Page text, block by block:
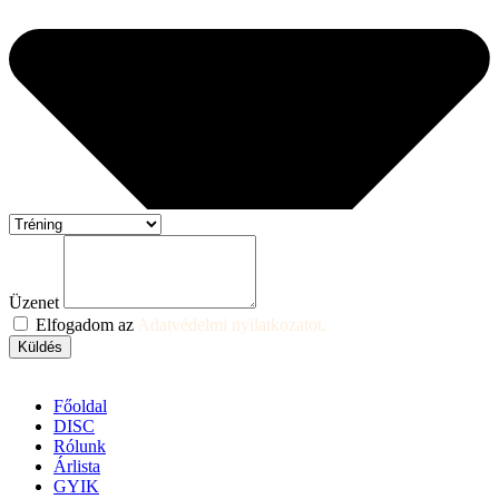
Üzenet
Elfogadom az Adatvédelmi nyilatkozatot.
Küldés
Főoldal
DISC
Rólunk
Árlista
GYIK